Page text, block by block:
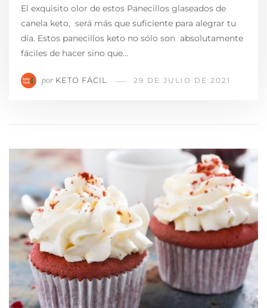
El exquisito olor de estos Panecillos glaseados de
canela keto, será más que suficiente para alegrar tu
día. Estos panecillos keto no sólo son absolutamente
fáciles de hacer sino que…
por KETO FÁCIL 29 DE JULIO DE 2021